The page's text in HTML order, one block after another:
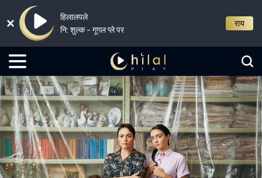
हिलालपले
नि: शुल्क - गूगल प्ले पर
राय